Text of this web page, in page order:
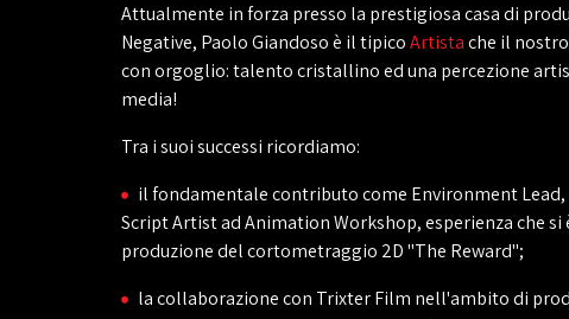
Attualmente in forza presso la prestigiosa casa di
Negative, Paolo Giandoso è il tipicoArtistache il
con orgoglio: talento cristallino ed una percezione
media!
Tra i suoi successi ricordiamo:
il fondamentale contributo come Environment
Script Artist ad Animation Workshop, esperienza che si
produzione del cortometraggio 2D "The Reward";
la collaborazione con Trixter Film nell'ambito di